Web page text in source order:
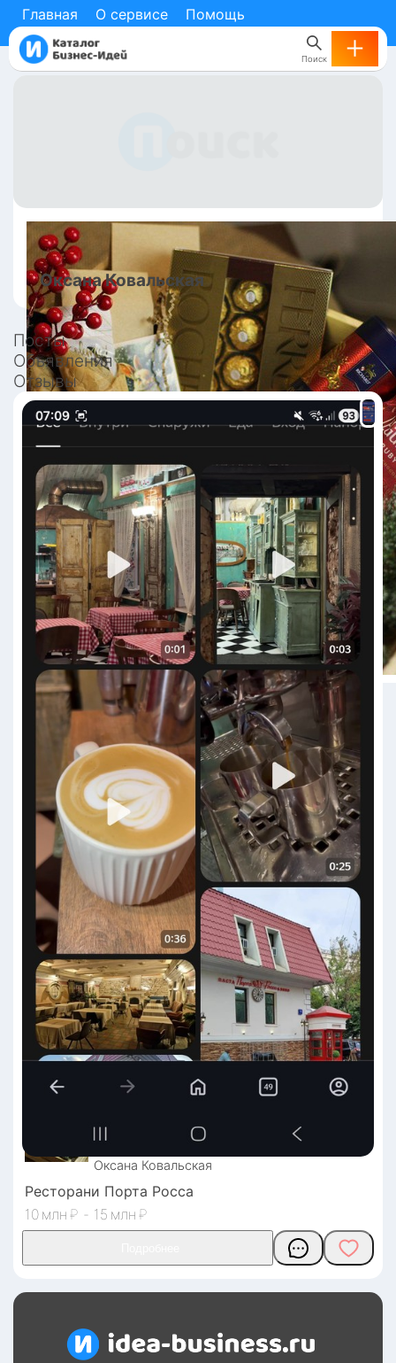
Главная О сервисе Помощь
Поиск
ОксанаКовальская
Посты
Объявления
Отзывы
Оксана Ковальская
Ресторани Порта Росса
10
₽ - 15 ₽